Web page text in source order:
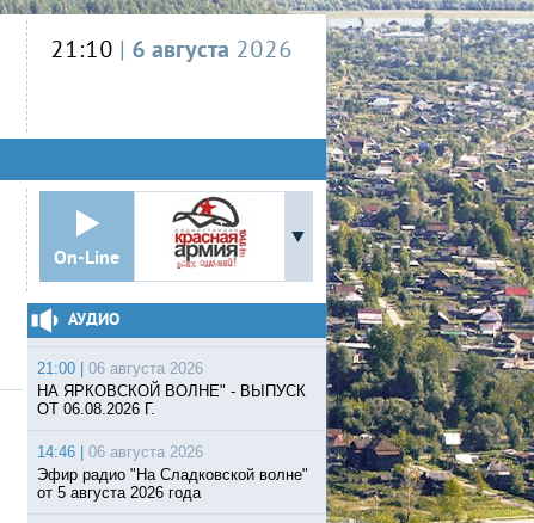
21:10 | 6 августа 2026
On-Line
АУДИО
21:00 |
06 августа 2026
НА ЯРКОВСКОЙ ВОЛНЕ" - ВЫПУСК
ОТ 06.08.2026 Г.
14:46 |
06 августа 2026
Эфир радио "На Сладковской волне"
от 5 августа 2026 года